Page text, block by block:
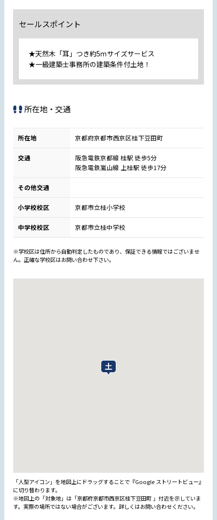
セールスポイント
★天然木「耳」つき約5ｍサイズサービス
★一級建築士事務所の建築条件付土地！
所在地・交通
所在地 京都府京都市西京区桂下豆田町
交通
阪急電鉄京都線 桂駅 徒歩5分
阪急電鉄嵐山線 上桂駅 徒歩17分
その他交通
小学校校区 京都市立桂小学校
中学校校区 京都市立桂中学校
※学校区は住所から自動判定したものであり、保証できる情報ではございませ
ん。正確な学校区はお問い合わせ下さい。
「人型アイコン」を地図上にドラッグすることで『Google ストリートビュー』
に切り替わります。
※地図上の「対象地」は「京都府京都市西京区桂下豆田町 」付近を示していま
す。実際の場所ではない場合がございます。詳しくはお問い合わせください。